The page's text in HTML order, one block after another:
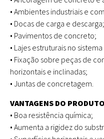
• Ambientes industriais e
• Docas de carga e
• Pavimentos de concreto;
• Lajes estruturais no
• Fixação sobre peças de
horizontais e inclinadas;
• Juntas de concretagem.
VANTAGENS DO PRODUTO
• Boa resistência química;
• Aumenta a rigidez do